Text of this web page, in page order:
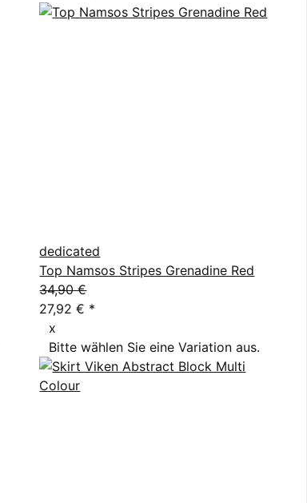
dedicated
Top Namsos Stripes Grenadine Red
34,90 €
27,92 € *
x
Bitte wählen Sie eine Variation aus.